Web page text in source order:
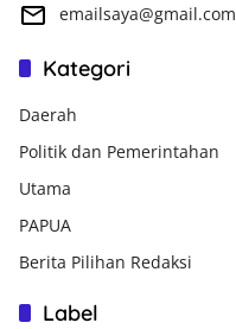
emailsaya@gmail.com
Kategori
Daerah
Politik dan Pemerintahan
Utama
PAPUA
Berita Pilihan Redaksi
Label